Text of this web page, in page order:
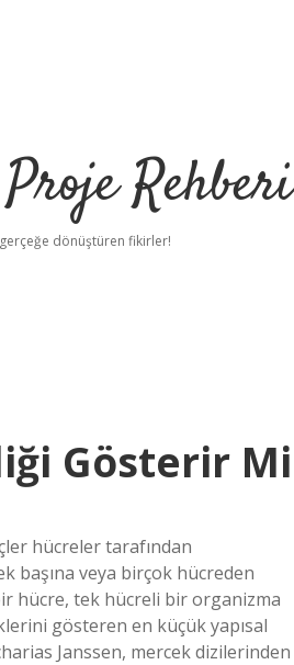
Rehberi
dönüştüren fikirler!
Gösterir Mi
hücreler tarafından
başına veya birçok hücreden
hücre, tek hücreli bir organizma
gösteren en küçük yapısal
Janssen, mercek dizilerinden